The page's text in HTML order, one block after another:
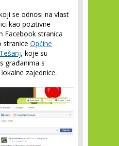
se odnosi na vlast
kao pozitivne
Facebook stranica
stranice Općine
, koje su
građanima s
zajednice.